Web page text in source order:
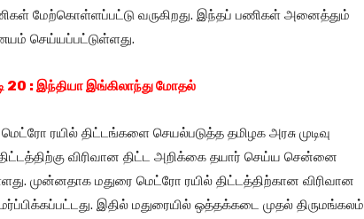
மேற்கொள்ளப்பட்டு வருகிறது. இந்தப் பணிகள் அனைத்தும்
செய்யப்பட்டுள்ளது.
20 : இந்தியா இங்கிலாந்து மோதல்
ரயில் திட்டங்களை செயல்படுத்த தமிழக அரசு முடிவு
விரிவான திட்ட அறிக்கை தயார் செய்ய சென்னை
முன்னதாக மதுரை மெட்ரோ ரயில் திட்டத்திற்கான விரிவான
இதில் மதுரையில் ஒத்தக்கடை முதல் திருமங்கலம்